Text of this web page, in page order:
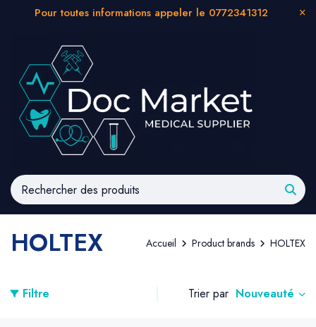
Pour toutes informations appeler le 0772341312
Accueil Product brands HOLTEX
HOLTEX
Filtre Trier par Nouveauté